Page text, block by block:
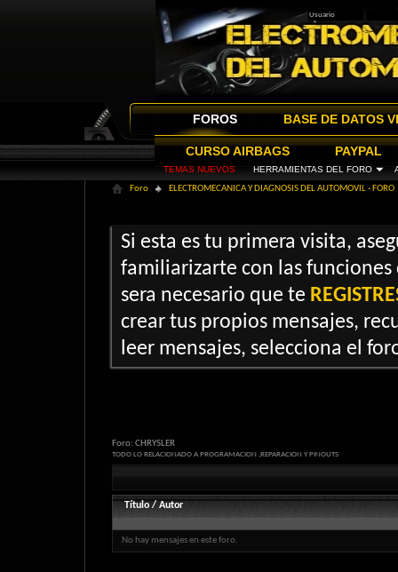
FOROS
TEMAS NUEVOS HERRAMIENTAS DEL FORO
BASE DE DATOS
CURSO AIRBAGS PAYPAL
Foro ELECTROMECANICA Y DIAGNOSIS DEL AUTOMOVIL - FORO
Si esta es tu primera visita,
familiarizarte con las funciones
sera necesario que te
crear tus propios mensajes,
leer mensajes, selecciona el
Foro: CHRYSLER
TODO LO RELACIONADO A PROGRAMACION ,REPARACION Y PINOUTS
Título / Autor
No hay mensajes en este foro.